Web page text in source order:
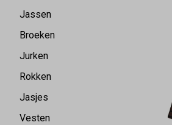
Jassen
Broeken
Jurken
Rokken
Jasjes
Vesten